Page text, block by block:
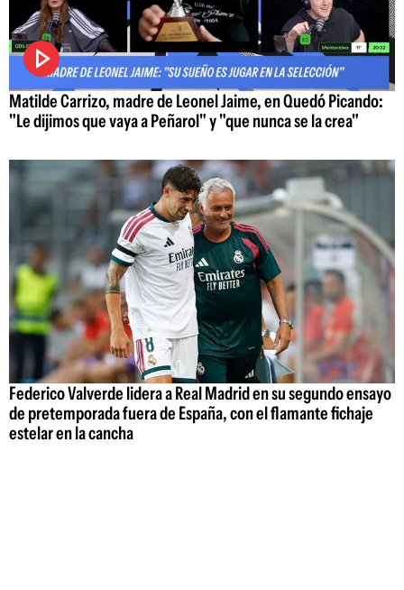
Matilde Carrizo, madre de Leonel Jaime, en Quedó Picando:
"Le dijimos que vaya a Peñarol" y "que nunca se la crea"
Federico Valverde lidera a Real Madrid en su segundo ensayo
de pretemporada fuera de España, con el flamante fichaje
estelar en la cancha